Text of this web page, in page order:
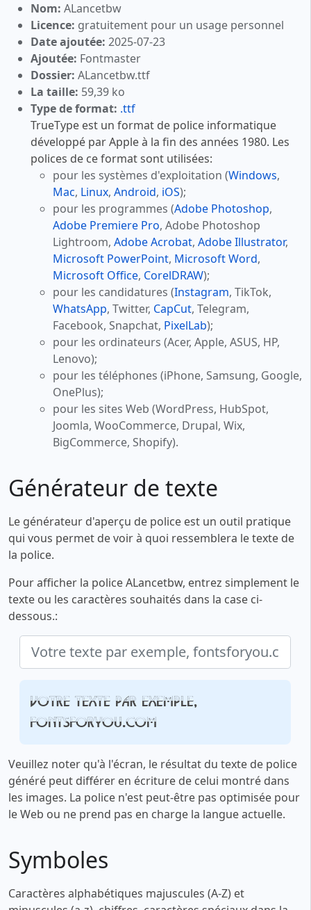
Nom: ALancetbw
Licence: gratuitement pour un usage personnel
Date ajoutée: 2025-07-23
Ajoutée: Fontmaster
Dossier: ALancetbw.ttf
La taille: 59,39 ko
Type de format: .ttf
TrueType est un format de police informatique
développé par Apple à la fin des années 1980. Les
polices de ce format sont utilisées:
pour les systèmes d'exploitation (Windows,
Mac, Linux, Android, iOS);
pour les programmes (Adobe Photoshop,
Adobe Premiere Pro, Adobe Photoshop
Lightroom, Adobe Acrobat, Adobe Illustrator,
Microsoft PowerPoint, Microsoft Word,
Microsoft Office, CorelDRAW);
pour les candidatures (Instagram, TikTok,
WhatsApp, Twitter, CapCut, Telegram,
Facebook, Snapchat, PixelLab);
pour les ordinateurs (Acer, Apple, ASUS, HP,
Lenovo);
pour les téléphones (iPhone, Samsung, Google,
OnePlus);
pour les sites Web (WordPress, HubSpot,
Joomla, WooCommerce, Drupal, Wix,
BigCommerce, Shopify).
Générateur de texte
Le générateur d'aperçu de police est un outil pratique
qui vous permet de voir à quoi ressemblera le texte de
la police.
Pour afficher la police ALancetbw, entrez simplement le
texte ou les caractères souhaités dans la case ci-
dessous.:
Votre texte par exemple,
fontsforyou.com
Veuillez noter qu'à l'écran, le résultat du texte de police
généré peut différer en écriture de celui montré dans
les images. La police n'est peut-être pas optimisée pour
le Web ou ne prend pas en charge la langue actuelle.
Symboles
Caractères alphabétiques majuscules (A-Z) et